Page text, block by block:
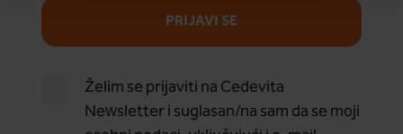
PRIJAVI SE
Želim se prijaviti na Cedevita
Newsletter i suglasan/na sam da se moji